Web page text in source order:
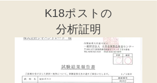
K18ポストの
分析証明